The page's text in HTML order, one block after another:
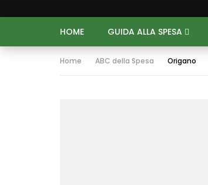
HOME GUIDA ALLA SPESA
Home ABC della Spesa Origano